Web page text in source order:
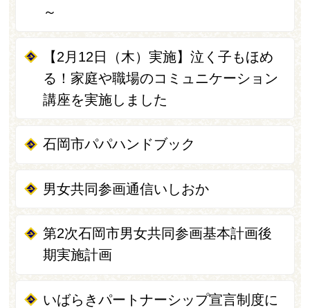
～
【2月12日（木）実施】泣く子もほめ
る！家庭や職場のコミュニケーション
講座を実施しました
石岡市パパハンドブック
男女共同参画通信いしおか
第2次石岡市男女共同参画基本計画後
期実施計画
いばらきパートナーシップ宣言制度に